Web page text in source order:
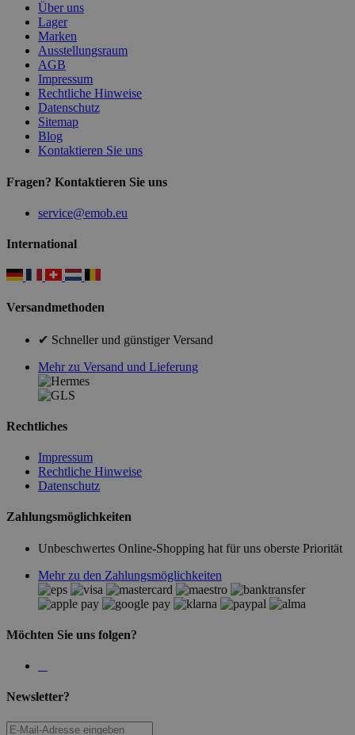
Über uns
Lager
Marken
Ausstellungsraum
AGB
Impressum
Rechtliche Hinweise
Datenschutz
Sitemap
Blog
Kontaktieren Sie uns
Fragen? Kontaktieren Sie uns
service@emob.eu
International
Versandmethoden
✔ Schneller und günstiger Versand
Mehr zu Versand und Lieferung
Rechtliches
Impressum
Rechtliche Hinweise
Datenschutz
Zahlungsmöglichkeiten
Unbeschwertes Online-Shopping hat für uns oberste Priorität
Mehr zu den Zahlungsmöglichkeiten
Möchten Sie uns folgen?
Newsletter?